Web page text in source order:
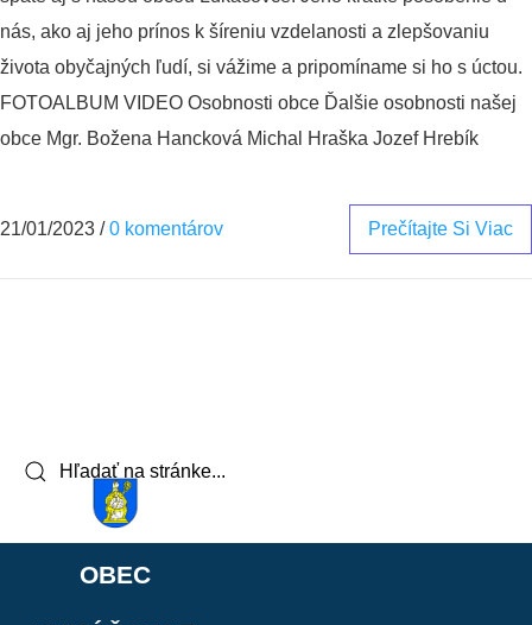
nás, ako aj jeho prínos k šíreniu vzdelanosti a zlepšovaniu
života obyčajných ľudí, si vážime a pripomíname si ho s úctou.
FOTOALBUM VIDEO Osobnosti obce Ďalšie osobnosti našej
obce Mgr. Božena Hancková Michal Hraška Jozef Hrebík
21/01/2023 / 0 komentárov Prečítajte Si Viac
OBEC